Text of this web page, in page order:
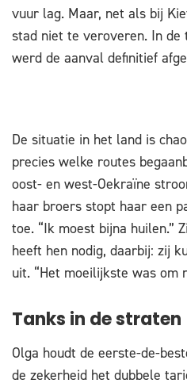
vuur lag. Maar, net als bij
stad niet te veroveren. In de
werd de aanval definitief
De situatie in het land is
precies welke routes
oost- en west-Oekraïne
haar broers stopt haar een
toe. “Ik moest bijna huilen.”
heeft hen nodig, daarbij: zij
uit. “Het moeilijkste was om
Tanks in de straten
Olga houdt de eerste-de-
de zekerheid het dubbele